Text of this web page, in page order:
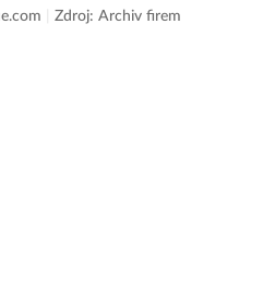
Zdroj: Archiv firem